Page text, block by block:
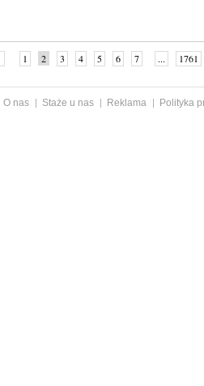
1 2 3 4 5 6 7 ... 1761
O nas Staże u nas Reklama
Polityka